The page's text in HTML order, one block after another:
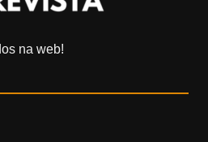
na web!